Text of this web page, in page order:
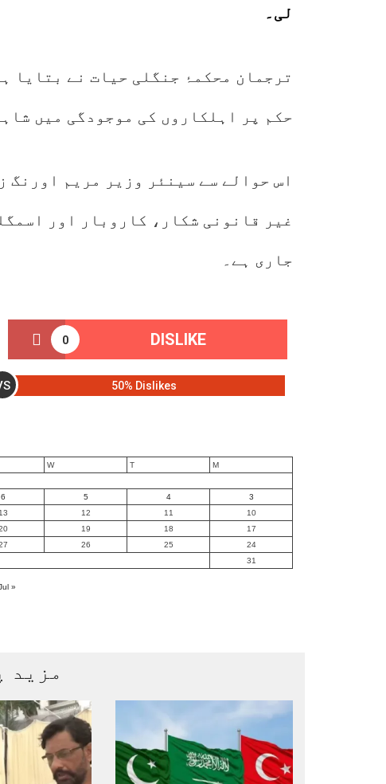
لی۔
ترجمان محکمۂ جنگلی حیات نے بتایا
حکم پر اہلکاروں کی موجودگی میں
اس حوالے سے سینئر وزیر مریم اورنگ
جاری ہے۔
0 DISLIKE
50% Dislikes
M
T
W
3
4
5
6
10
11
12
13
17
18
19
24
25
26
31
« Jul
مزید